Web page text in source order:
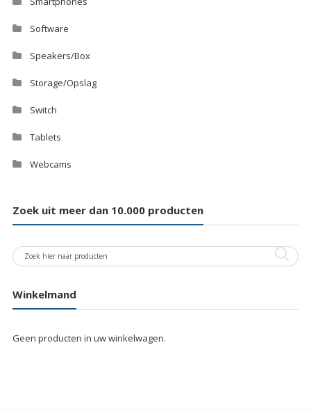
Software
Speakers/Box
Storage/Opslag
Switch
Tablets
Webcams
Zoek uit meer dan 10.000 producten
Winkelmand
Geen producten in uw winkelwagen.